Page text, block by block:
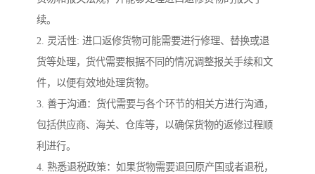
续。
2. 灵活性: 进口返修货物可能需要进行修理、替换或退
货等处理，货代需要根据不同的情况调整报关手续和文
件，以便有效地处理货物。
3. 善于沟通：货代需要与各个环节的相关方进行沟通，
包括供应商、海关、仓库等，以确保货物的返修过程顺
利进行。
4. 熟悉退税政策：如果货物需要退回原产国或者退税，